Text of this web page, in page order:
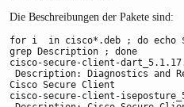
Die Beschreibungen der Pakete sind:
for i  in cisco*.deb ; do echo
grep Description ; done
cisco-secure-client-
Cisco Secure Client
cisco-secure-client-